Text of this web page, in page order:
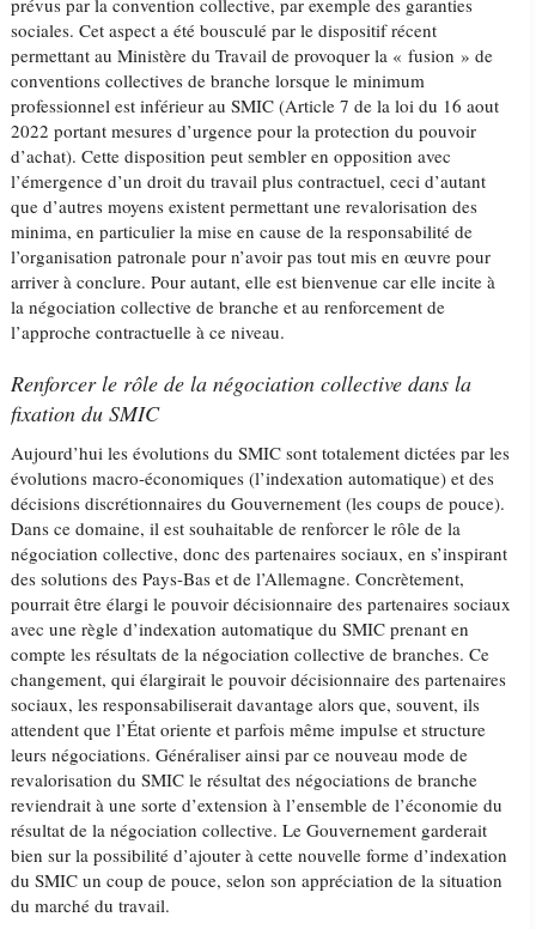
prévus par la convention collective, par exemple des garanties
sociales. Cet aspect a été bousculé par le dispositif récent
permettant au Ministère du Travail de provoquer la « fusion » de
conventions collectives de branche lorsque le minimum
professionnel est inférieur au SMIC (Article 7 de la loi du 16 aout
2022 portant mesures d’urgence pour la protection du pouvoir
d’achat). Cette disposition peut sembler en opposition avec
l’émergence d’un droit du travail plus contractuel, ceci d’autant
que d’autres moyens existent permettant une revalorisation des
minima, en particulier la mise en cause de la responsabilité de
l’organisation patronale pour n’avoir pas tout mis en œuvre pour
arriver à conclure. Pour autant, elle est bienvenue car elle incite à
la négociation collective de branche et au renforcement de
l’approche contractuelle à ce niveau.
Renforcer le rôle de la négociation collective dans la
fixation du SMIC
Aujourd’hui les évolutions du SMIC sont totalement dictées par les
évolutions macro-économiques (l’indexation automatique) et des
décisions discrétionnaires du Gouvernement (les coups de pouce).
Dans ce domaine, il est souhaitable de renforcer le rôle de la
négociation collective, donc des partenaires sociaux, en s’inspirant
des solutions des Pays-Bas et de l’Allemagne. Concrètement,
pourrait être élargi le pouvoir décisionnaire des partenaires sociaux
avec une règle d’indexation automatique du SMIC prenant en
compte les résultats de la négociation collective de branches. Ce
changement, qui élargirait le pouvoir décisionnaire des partenaires
sociaux, les responsabiliserait davantage alors que, souvent, ils
attendent que l’État oriente et parfois même impulse et structure
leurs négociations. Généraliser ainsi par ce nouveau mode de
revalorisation du SMIC le résultat des négociations de branche
reviendrait à une sorte d’extension à l’ensemble de l’économie du
résultat de la négociation collective. Le Gouvernement garderait
bien sur la possibilité d’ajouter à cette nouvelle forme d’indexation
du SMIC un coup de pouce, selon son appréciation de la situation
du marché du travail.